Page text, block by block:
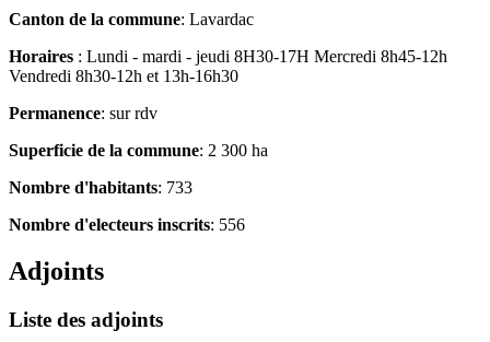
Canton de la commune: Lavardac
Horaires : Lundi - mardi - jeudi 8H30-17H Mercredi 8h45-12h
Vendredi 8h30-12h et 13h-16h30
Permanence: sur rdv
Superficie de la commune: 2 300 ha
Nombre d'habitants: 733
Nombre d'electeurs inscrits: 556
Adjoints
Liste des adjoints